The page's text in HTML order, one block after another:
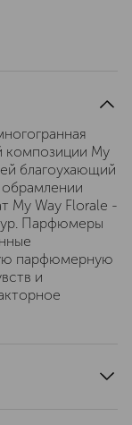
композиции My
благоухающий
обрамлении
My Way Florale -
Парфюмеры
парфюмерную
и